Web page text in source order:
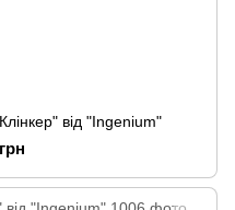
від "Ingenium"